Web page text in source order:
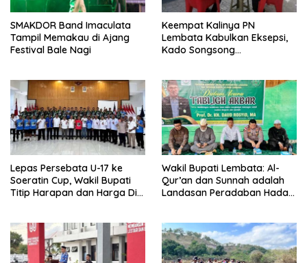
SMAKDOR Band Imaculata
Tampil Memakau di Ajang
Festival Bale Nagi
Keempat Kalinya PN
Lembata Kabulkan Eksepsi,
Kado Songsong
Lepas Persebata U-17 ke
Soeratin Cup, Wakil Bupati
Titip Harapan dan Harga Diri
Wakil Bupati Lembata: Al-
Qur’an dan Sunnah adalah
Landasan Peradaban Hadapi